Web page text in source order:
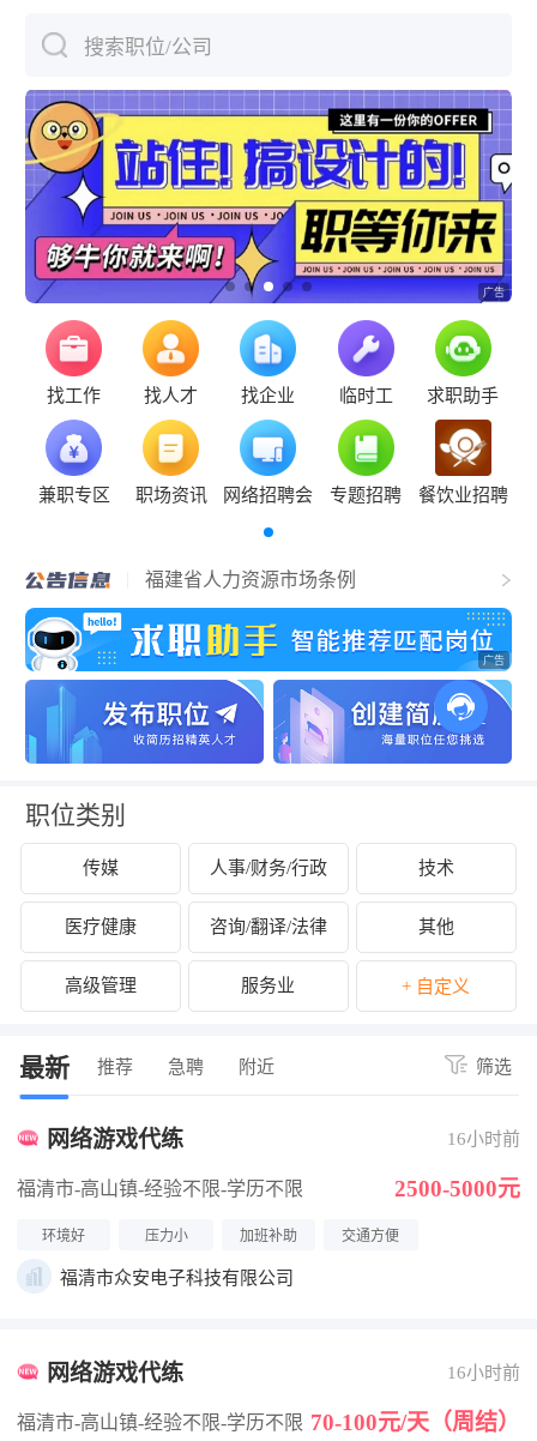
搜索职位/公司
找工作 找人才 找企业 临时工 求职助手
兼职专区 职场资讯 网络招聘会 专题招聘 餐饮业招聘
福清市事业单位公开招聘工作人员（含参
聘和控制数人员）的公告
福建省人力资源市场条例
关于拟认定2025年福清市第二批吸纳重点
群体就业认定的企业名单的公示
关于开展2024年度企业劳动保障守法诚信
等级评价工作的公告
关于公布2024年度福清市经营性人力资源
服务机构年度报告结果的通知
关于拟拨付2025年2月份福清市失业保险支
持参保职工提升职业技能补贴的公示
关于征集2025年“好年华 聚福州”大学生暑
期社会实践岗位的通知
关于2024年度福清市民办职业培训机构年
检年报情况的公示
关于拟拨付我市2025年3月职业培训 “见证
职位类别
传媒 人事/财务/行政 技术
医疗健康 咨询/翻译/法律 其他
高级管理 服务业 + 自定义
最新 推荐 急聘 附近 筛选
网络游戏代练 16小时前
福清市-高山镇-经验不限-学历不限 2500-5000元
环境好 压力小 加班补助 交通方便
福清市众安电子科技有限公司
网络游戏代练 16小时前
福清市-高山镇-经验不限-学历不限 70-100元/天（周结）